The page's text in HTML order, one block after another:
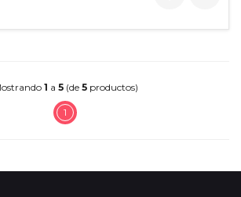
1 a 5(de 5productos)
1